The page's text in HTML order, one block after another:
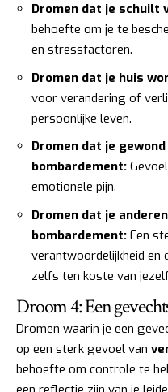
Dromen dat je schuilt
behoefte om je te
en stressfactoren.
Dromen dat je huis
voor verandering of
persoonlijke leven.
Dromen dat je
bombardement:
emotionele pijn.
Dromen dat je
bombardement: Een
verantwoordelijkheid en
zelfs ten koste van
Droom 4: Een
Dromen waarin je een
op een sterk gevoel van
behoefte om controle te